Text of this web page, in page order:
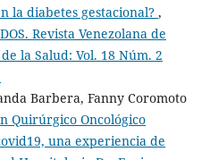
la diabetes gestacional? ,
Revista Venezolana de
la Salud: Vol. 18 Núm. 2
Barbera, Fanny Coromoto
Quirúrgico Oncológico
una experiencia de